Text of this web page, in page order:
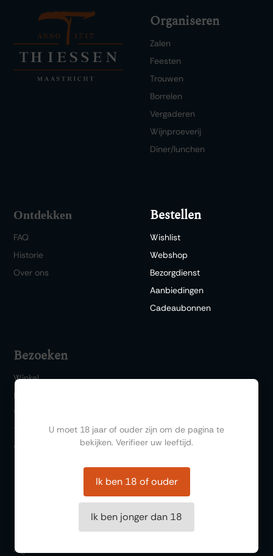
Organiseren
Zalen
Feesten
Trouwen
Borrelen
Vergaderen
Wijnproeverij
Diner/lunchen
Ontdekken
FAQ
Historie
Over ons
Bestellen
Wishlist
Webshop
Bezorgdienst
Aanbiedingen
Cadeaubonnen
Bezoeken
Winkel
Bar 1717
Wijn & Spijs
Thema events
Wijnproeverij
Algemene voorwaarden
U moet 18 jaar of ouder zijn om de pagina te
bekijken. Verifieer uw leeftijd.
Ik ben 18 of ouder
Ik ben jonger dan 18